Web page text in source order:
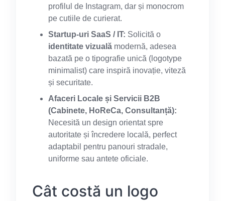
profilul de Instagram, dar și monocrom
pe cutiile de curierat.
Startup-uri SaaS / IT: Solicită o
identitate vizuală modernă, adesea
bazată pe o tipografie unică (logotype
minimalist) care inspiră inovație, viteză
și securitate.
Afaceri Locale și Servicii B2B
(Cabinete, HoReCa, Consultanță):
Necesită un design orientat spre
autoritate și încredere locală, perfect
adaptabil pentru panouri stradale,
uniforme sau antete oficiale.
Cât costă un logo